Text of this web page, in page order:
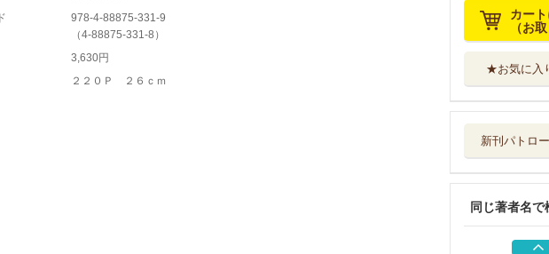
978-4-88875-331-9
（4-88875-331-8 ）
3,630円
２２０Ｐ ２６ｃｍ
カー
（お
★お気に入
新刊パトロ
同じ著者名で
歪め
昭和
〈驚き
昭和堂
日本
るか
ビジネ